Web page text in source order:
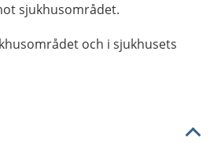
sjukhusområdet.
och i sjukhusets